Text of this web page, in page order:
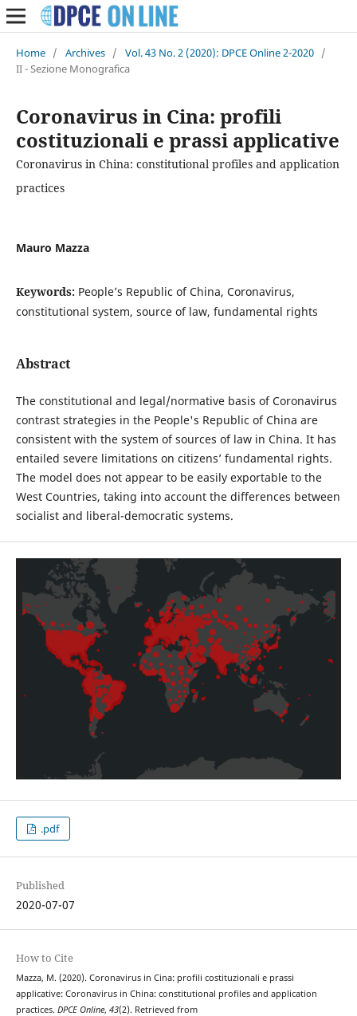
Home / Archives / Vol. 43 No. 2 (2020): DPCE Online 2-2020 /
II - Sezione Monografica
Coronavirus in Cina: profili
costituzionali e prassi applicative
Coronavirus in China: constitutional profiles and application
practices
Mauro Mazza
Keywords: People’s Republic of China, Coronavirus,
constitutional system, source of law, fundamental rights
Abstract
The constitutional and legal/normative basis of Coronavirus
contrast strategies in the People's Republic of China are
consistent with the system of sources of law in China. It has
entailed severe limitations on citizens’ fundamental rights.
The model does not appear to be easily exportable to the
West Countries, taking into account the differences between
socialist and liberal-democratic systems.
.pdf
Published
2020-07-07
How to Cite
Mazza, M. (2020). Coronavirus in Cina: profili costituzionali e prassi
applicative: Coronavirus in China: constitutional profiles and application
practices. DPCE Online, 43(2). Retrieved from